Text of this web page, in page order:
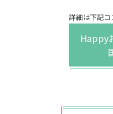
詳細は下記コ
Happy